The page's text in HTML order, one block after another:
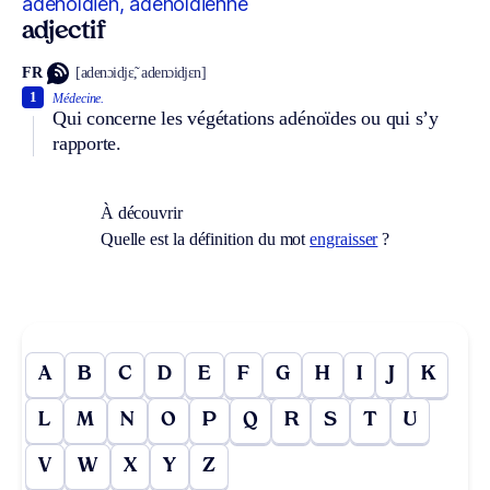
adjectif
FR [adenɔidjɛ̃, adenɔidjɛn]
Médecine.
Qui concerne les végétations adénoïdes ou qui s’y
rapporte.
1
À découvrir
Quelle est la définition du motengraisser?
A B C D E F G H I J K
L M N O P Q R S T U
V W X Y Z